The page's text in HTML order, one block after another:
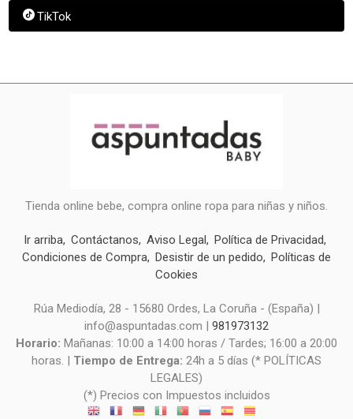
TikTok
Tienda online bebe, compra online ropa para niñas y niños.
Ir arriba Contáctanos Aviso Legal
Política de Privacidad
Condiciones de Compra Desistir de un pedido
Políticas de
Cookies
Rúa Mediodía, 28 - 15680 Ordes, La Coruña - (España) |
info@aspuntadas.com | 981973132
Horario: Mañanas: 10:00 a 14:00 horas / Tardes; 16:00 a 20:00
horas. | Tiempo de Entrega: 24h a 5 días (* POLÍTICAS
LEGALES)
(*) Precios con Impuestos incluidos